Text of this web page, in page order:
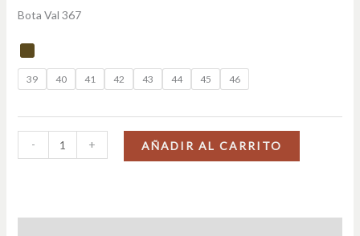
Bota Val 367
39 40 41 42 43 44 45 46
- + AÑADIR AL CARRITO